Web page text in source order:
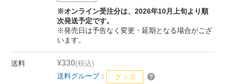
※オンライン受注分は、2026年10月上旬より順
次発送予定です。
※発売日は予告なく変更・延期となる場合がござ
います。
送料 ¥330(税込)
送料グループ：
グッズ